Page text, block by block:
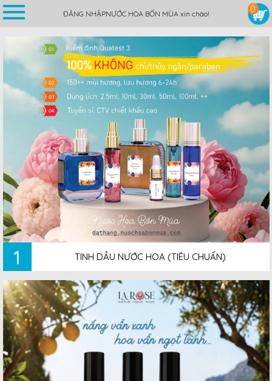
ĐĂNG NHẬPNƯỚC HOA BỐN MÙA xin chào! 0
1 TINH DẦU NƯỚC HOA (TIÊU CHUẨN)